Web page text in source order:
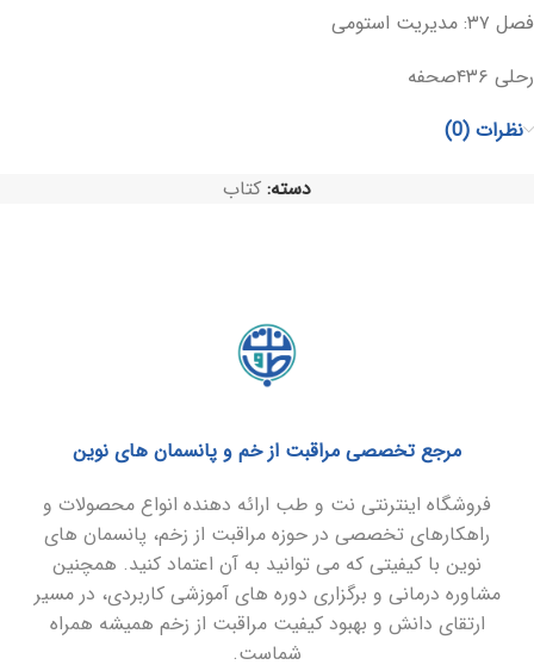
فصل ۳۷: مدیریت استومی
رحلی ۴۳۶صحفه
نظرات (0)
دسته: کتاب
مرجع تخصصی مراقبت از خم و پانسمان های نوین
فروشگاه اینترنتی نت و طب ارائه دهنده انواع محصولات و
راهکارهای تخصصی در حوزه مراقبت از زخم، پانسمان های
نوین با کیفیتی که می توانید به آن اعتماد کنید. همچنین
مشاوره درمانی و برگزاری دوره های آموزشی کاربردی، در مسیر
ارتقای دانش و بهبود کیفیت مراقبت از زخم همیشه همراه
شماست.